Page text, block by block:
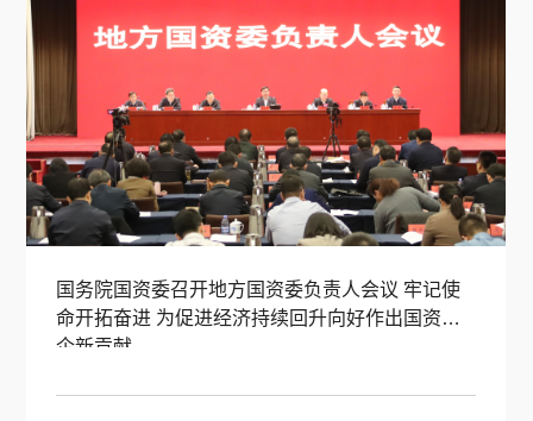
国务院国资委召开地方国资委负责人会议 牢记使
命开拓奋进 为促进经济持续回升向好作出国资国
企新贡献